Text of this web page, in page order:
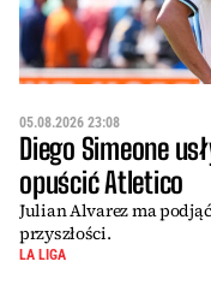
05.08.2026 23:08
Diego Simeone
opuścić Atletico
Julian Alvarez ma
przyszłości.
LA LIGA